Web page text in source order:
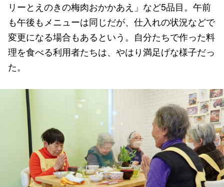
リーとえのきの梅肉おかかあえ」など5品目。午前
も午後もメニューは同じだが、仕入れの状況などで
変更になる場合もあるという。自分たちで作った料
理を食べる利用者たちは、やはり満足げな様子だっ
た。